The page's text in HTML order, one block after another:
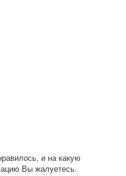
и на какую
Вы жалуетесь.